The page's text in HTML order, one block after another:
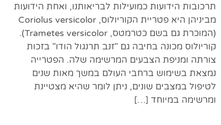
תרכובות הידועות כמועילות לבריאותנו, ואחת הידועות
מביניהן היא פטריית הקוריולוס, Coriolus versicolor
(המוכרת גם בשם כטרמטס, Trametes versicolor).
קוריולוס מכונה בחיבה גם "זנב תרנגול הודו" בזכות
צורתה ומניפת הצבעים המרשימה שלה. הפטרייה
נמצאת בשימוש ברחבי העולם במשך מאות שנים
לטיפול במצבים שונים, ניתן לומר שהיא מצטיינת
ומרשימה במיוחד […]